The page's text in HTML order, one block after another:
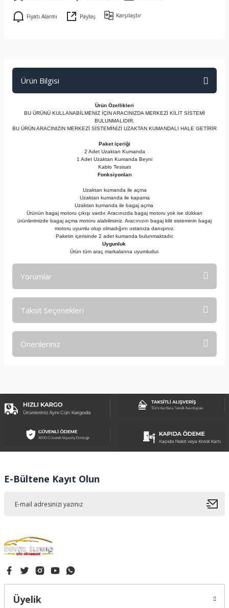
Fiyatı Alarmı Paylaş Karşılaştır
Ürün Bilgisi
Ürün Özellikleri
BU ÜRÜNÜ KULLANABİLMENİZ İÇİN ARACINIZDA MERKEZİ KİLİT SİSTEMİ
BULUNMALIDIR.
BU ÜRÜN ARACINIZIN MERKEZİ SİSTEMİNİZİ UZAKTAN KUMANDALI HALE GETİRİR
Paket içeriği
2 Adet Uzaktan Kumanda
1 Adet Uzaktan Kumanda Beyni
Kablo Tesisatı
Fonksiyonları
Uzaktan kumanda ile açma
Uzaktan kumanda ile kapama
Uzaktan kumanda ile bagaj açma
Ürünün bagaj motoru çıkışı vardır. Aracınızda bagaj motoru yok ise dükkan
ürünlerimizde bagaj açma motoru alabilirsiniz. Aracınızın bagaj kilit sisteminin bagaj
motoru uyumlu olup olmadığını ustanıza danışınız.
Paketin içerisinde 2 adet kumanda bulunmaktadır.
Uygunluk
Ürün tüm araç markalarına uyumludur.
Yorumlar
Taksit Seçenekleri
Önerileriniz
Görüş ve önerileriniz için teşekkür ederiz.
Ürün açıklamasında eksik bilgiler bulunuyor.
Ürün bilgilerinde hatalar bulunuyor.
Bu ürüne benzer farklı alternatifler olmalı.
E-Bültene Kayıt Olun
Üyelik